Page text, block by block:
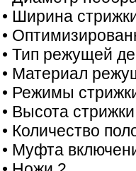
• Ширина
•
• Тип режущей
• Материал
• Режимы
• Высота
• Количество
• Муфта